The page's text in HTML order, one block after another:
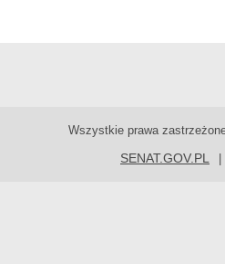
Wszystkie prawa
SENAT.GOV.PL